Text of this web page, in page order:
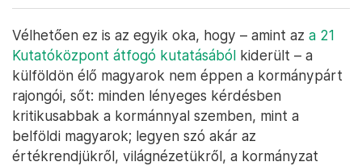
Vélhetően ez is az egyik oka, hogy – amint az a 21
Kutatóközpont átfogó kutatásából kiderült – a
külföldön élő magyarok nem éppen a kormánypárt
rajongói, sőt: minden lényeges kérdésben
kritikusabbak a kormánnyal szemben, mint a
belföldi magyarok; legyen szó akár az
értékrendjükről, világnézetükről, a kormányzat